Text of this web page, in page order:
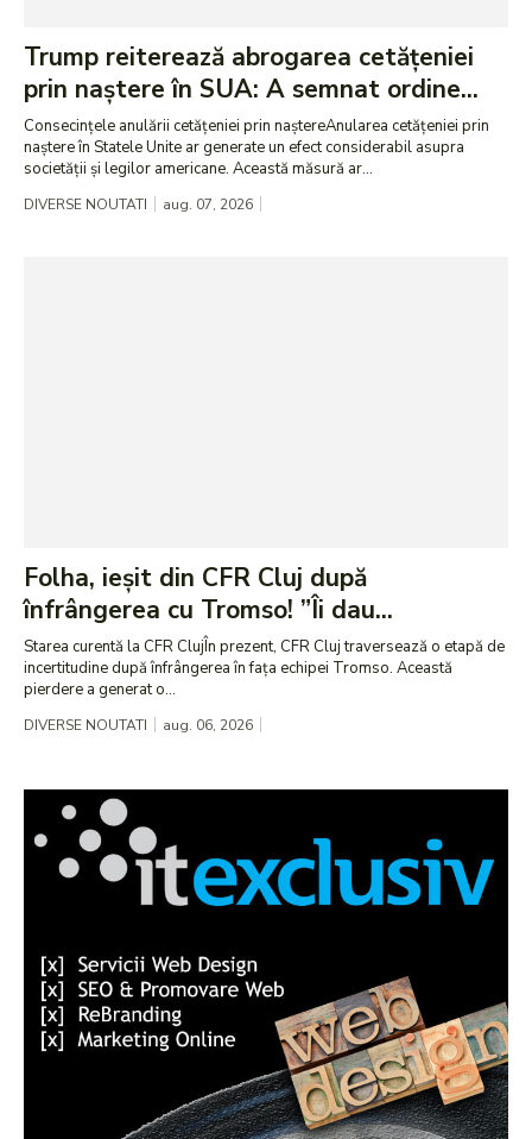
Trump reiterează abrogarea cetățeniei
prin naștere în SUA: A semnat ordine...
Consecințele anulării cetățeniei prin naștereAnularea cetățeniei prin
naștere în Statele Unite ar generate un efect considerabil asupra
societății și legilor americane. Această măsură ar...
DIVERSE NOUTATI aug. 07, 2026
Folha, ieșit din CFR Cluj după
înfrângerea cu Tromso! ”Îi dau...
Starea curentă la CFR ClujÎn prezent, CFR Cluj traversează o etapă de
incertitudine după înfrângerea în fața echipei Tromso. Această
pierdere a generat o...
DIVERSE NOUTATI aug. 06, 2026